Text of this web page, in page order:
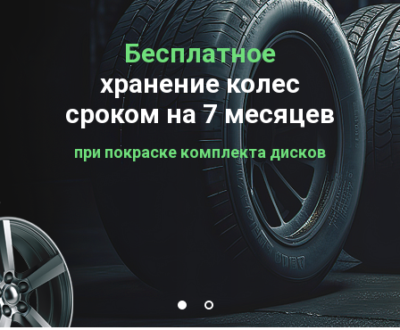
Бесплатное
хранение колес
сроком на 7 месяцев
при покраске комплекта дисков
Бесплатная
проверка колес